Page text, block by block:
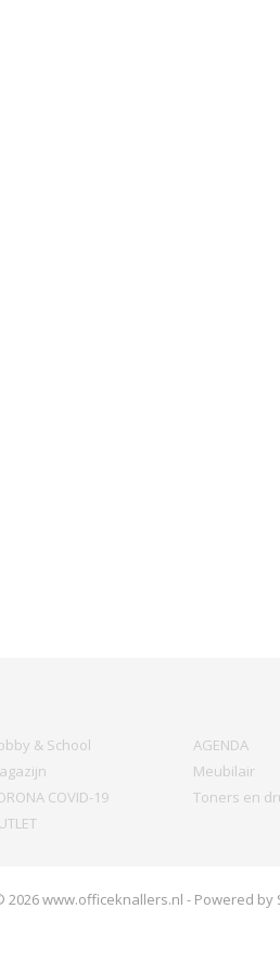
& School
COVID-19
AGENDA
Meubilair
Toners en
2026 www.officeknallers.nl - Powered by